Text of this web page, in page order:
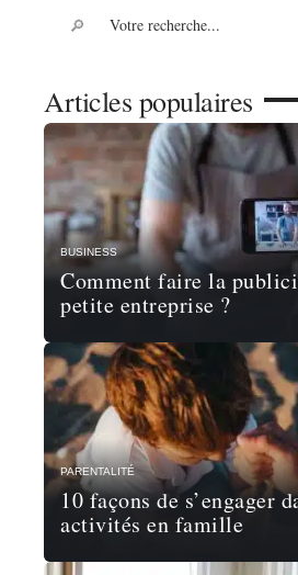
Articles populaires
BUSINESS
Comment faire la
petite entreprise ?
PARENTALITÉ
10 façons de s’engager
activités en famille